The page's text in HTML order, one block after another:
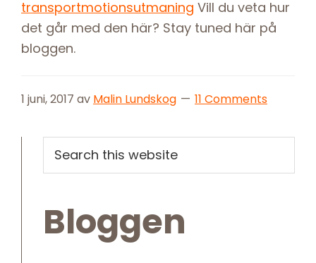
transportmotionsutmaning Vill du veta hur
det går med den här? Stay tuned här på
bloggen.
1 juni, 2017 av Malin Lundskog 11 Comments
Primary
Sidebar
this
website
Bloggen